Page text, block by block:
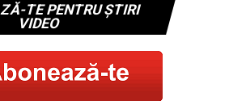
TE PENTRU ȘTIRI
VIDEO